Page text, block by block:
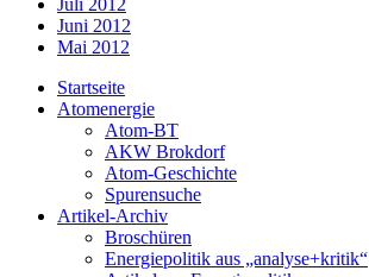
Juli 2012
Juni 2012
Mai 2012
Startseite
Atomenergie
Atom-BT
AKW Brokdorf
Atom-Geschichte
Spurensuche
Artikel-Archiv
Broschüren
Energiepolitik aus „analyse+kritik“